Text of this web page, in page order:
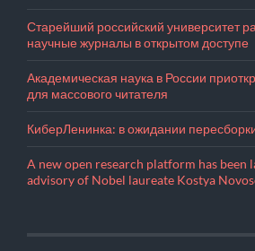
Старейший российский университет
научные журналы в открытом доступе
Академическая наука в России
для массового читателя
КиберЛенинка: в ожидании
A new open research platform has been
advisory of Nobel laureate Kostya